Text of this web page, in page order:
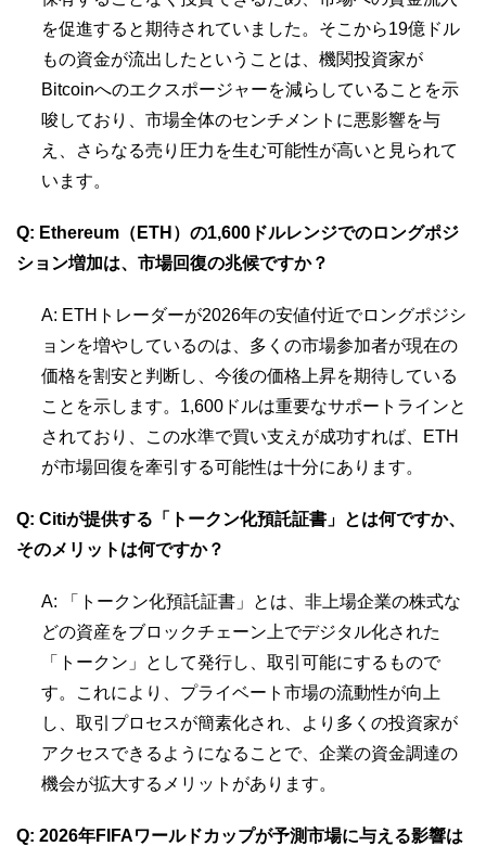
を促進すると期待されていました。そこから19億ドル
もの資金が流出したということは、機関投資家が
Bitcoinへのエクスポージャーを減らしていることを示
唆しており、市場全体のセンチメントに悪影響を与
え、さらなる売り圧力を生む可能性が高いと見られて
います。
Q: Ethereum（ETH）の1,600ドルレンジでのロングポジ
ション増加は、市場回復の兆候ですか？
A: ETHトレーダーが2026年の安値付近でロングポジシ
ョンを増やしているのは、多くの市場参加者が現在の
価格を割安と判断し、今後の価格上昇を期待している
ことを示します。1,600ドルは重要なサポートラインと
されており、この水準で買い支えが成功すれば、ETH
が市場回復を牽引する可能性は十分にあります。
Q: Citiが提供する「トークン化預託証書」とは何ですか、
そのメリットは何ですか？
A: 「トークン化預託証書」とは、非上場企業の株式な
どの資産をブロックチェーン上でデジタル化された
「トークン」として発行し、取引可能にするもので
す。これにより、プライベート市場の流動性が向上
し、取引プロセスが簡素化され、より多くの投資家が
アクセスできるようになることで、企業の資金調達の
機会が拡大するメリットがあります。
Q: 2026年FIFAワールドカップが予測市場に与える影響は